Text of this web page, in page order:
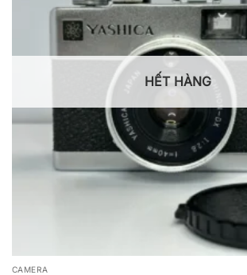
HẾT HÀNG
CAMERA